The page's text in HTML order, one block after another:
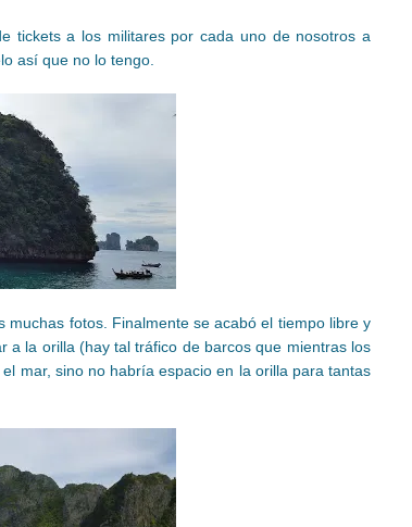
tickets a los militares por cada uno de nosotros a
así que no lo tengo.
fotos. Finalmente se acabó el tiempo libre y
a la orilla (hay tal tráfico de barcos que mientras los
mar, sino no habría espacio en la orilla para tantas